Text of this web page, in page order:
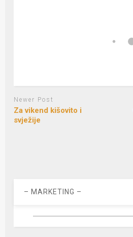
Newer Post
Za vikend kišovito i
svježije
– MARKETING –